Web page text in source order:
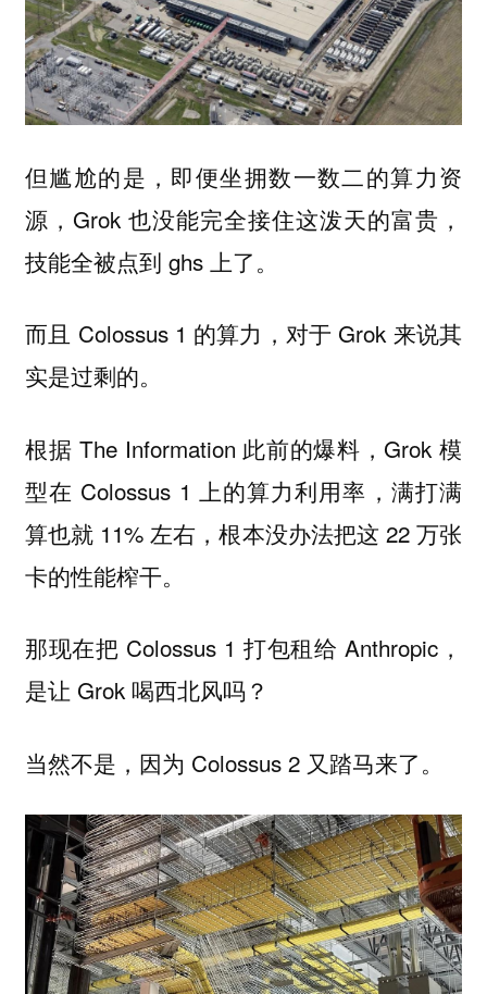
但尴尬的是，即便坐拥数一数二的算力资
源，Grok 也没能完全接住这泼天的富贵，
技能全被点到 ghs 上了。
而且 Colossus 1 的算力，对于 Grok 来说其
实是过剩的。
根据 The Information 此前的爆料，Grok 模
型在 Colossus 1 上的算力利用率，满打满
算也就 11% 左右，根本没办法把这 22 万张
卡的性能榨干。
那现在把 Colossus 1 打包租给 Anthropic，
是让 Grok 喝西北风吗？
当然不是，因为 Colossus 2 又踏马来了。